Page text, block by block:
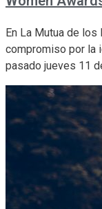
En La Mutua de
compromiso por la
pasado jueves 11